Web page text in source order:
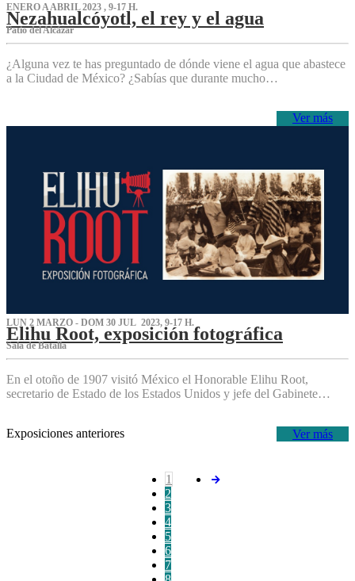
ENERO A ABRIL 2023 , 9-17 H.
Nezahualcóyotl, el rey y el agua
Patio del Alcázar
¿Alguna vez te has preguntado de dónde viene el agua que abastece
a la Ciudad de México? ¿Sabías que durante mucho…
Ver más
LUN 2 MARZO - DOM 30 JUL 2023, 9-17 H.
Elihu Root, exposición fotográfica
Sala de Batalla
En el otoño de 1907 visitó México el Honorable Elihu Root,
secretario de Estado de los Estados Unidos y jefe del Gabinete…
Ver más
Exposiciones anteriores
1
2
3
4
5
6
7